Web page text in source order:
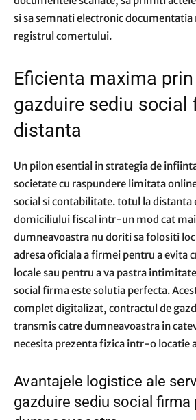
si sa semnati electronic documentatia
registrul comertului.
Eficienta maxima
gazduire sediu social
distanta
Un pilon esential in strategia de
societate cu raspundere limitata
social si contabilitate. totul la distanta
domiciliului fiscal intr-un mod cat
dumneavoastra nu doriti sa folositi
adresa oficiala a firmei pentru a evita
locale sau pentru a va pastra
social firma este solutia perfecta.
complet digitalizat, contractul de
transmis catre dumneavoastra in
necesita prezenta fizica intr-o locatie
Avantajele logistice ale
gazduire sediu social firma